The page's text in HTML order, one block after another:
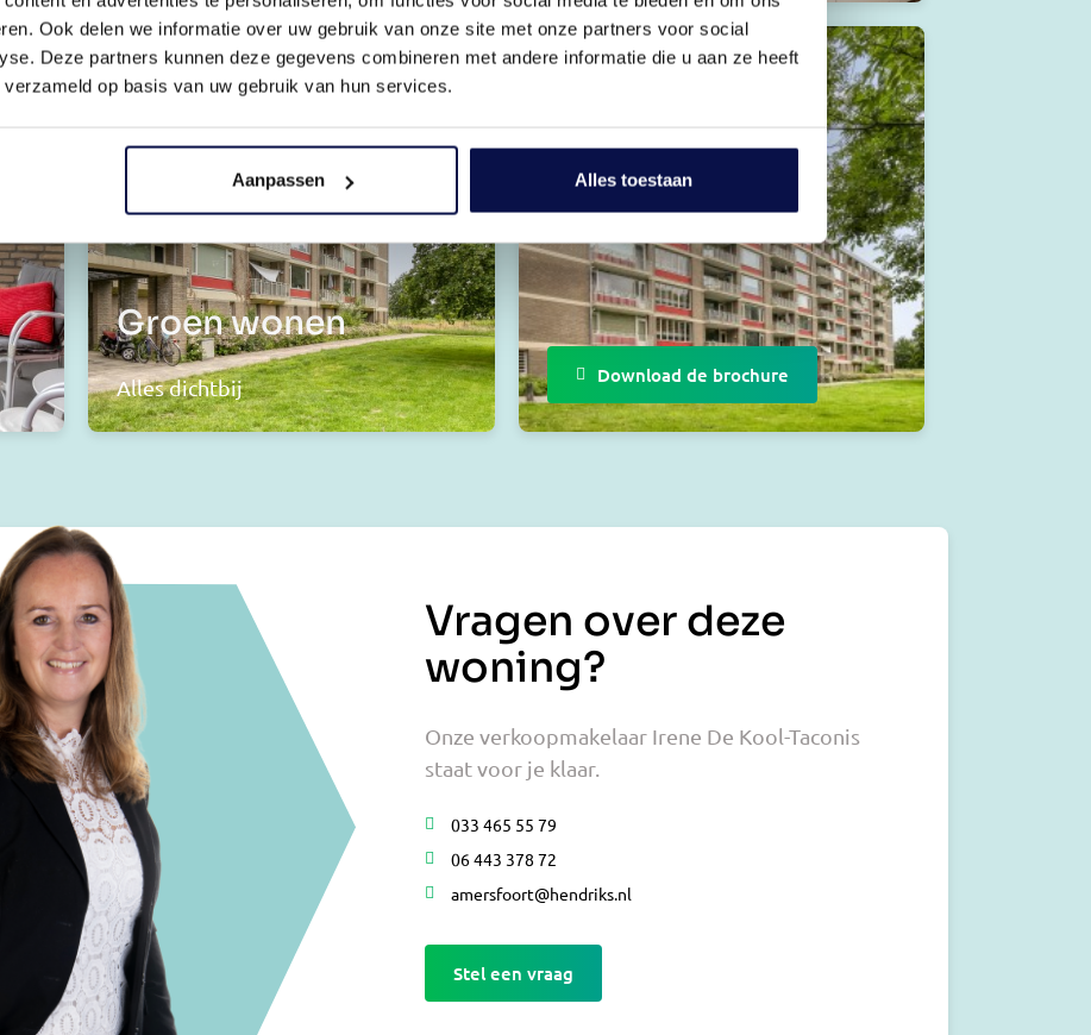
Ook delen we informatie over uw gebruik van onze site met onze partners voor social
Deze partners kunnen deze gegevens combineren met andere informatie die u aan ze heeft
op basis van uw gebruik van hun services.
Aanpassen Alles toestaan
Groen wonen
Alles dichtbij
Download de brochure
Vragen over deze
woning?
Onze verkoopmakelaar Irene De Kool-Taconis
staat voor je klaar.
033 465 55 79
06 443 378 72
amersfoort@hendriks.nl
Stel een vraag